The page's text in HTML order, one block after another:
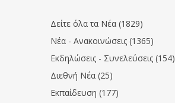
Δείτε όλα τα Νέα (1829)
Νέα - Ανακοινώσεις (1365)
Εκδηλώσεις - Συνελεύσεις (154)
Διεθνή Νέα (25)
Εκπαίδευση (177)